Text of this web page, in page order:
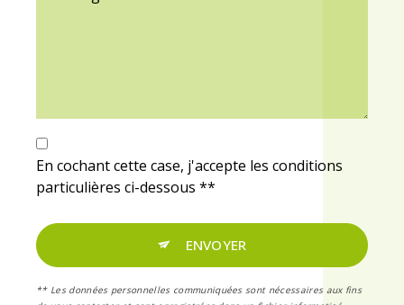
En cochant cette case, j'accepte les conditions
particulières ci-dessous **
ENVOYER
** Les données personnelles communiquées sont nécessaires aux fins